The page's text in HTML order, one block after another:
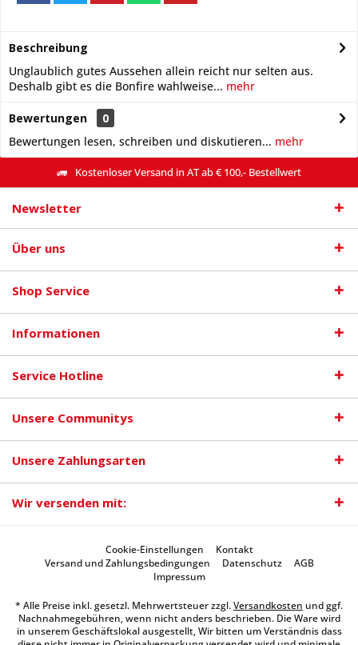
Beschreibung
Unglaublich gutes Aussehen allein reicht nur selten aus.
Deshalb gibt es die Bonfire wahlweise... mehr
Bewertungen
0
Bewertungen lesen, schreiben und diskutieren... mehr
Kostenloser Versand in AT ab € 100,- Bestellwert
Newsletter
Über uns
Shop Service
Informationen
Service Hotline
Unsere Communitys
Unsere Zahlungsarten
Wir versenden mit:
Cookie-Einstellungen
Kontakt
Versand und Zahlungsbedingungen
Datenschutz
AGB
Impressum
* Alle Preise inkl. gesetzl. Mehrwertsteuer zzgl.Versandkosten und ggf.
Nachnahmegebühren, wenn nicht anders beschrieben. Die Ware wird
in unserem Geschäftslokal ausgestellt, Wir bitten um Verständnis dass